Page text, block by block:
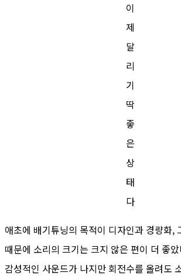
이
제
달
리
기
딱
좋
은
상
태
다
애초에 배기튜닝의 목적이 디자인과 경량화,
때문에 소리의 크기는 크지 않은 편이 더 좋
감성적인 사운드가 나지만 회전수를 올려도